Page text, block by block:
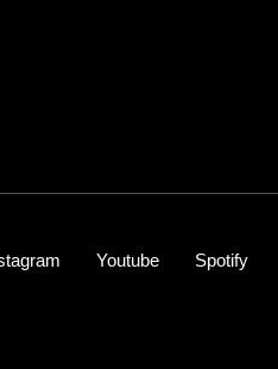
Youtube Spotify